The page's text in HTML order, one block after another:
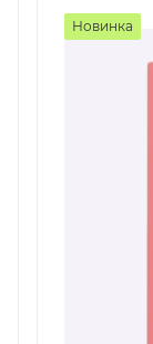
Новинка